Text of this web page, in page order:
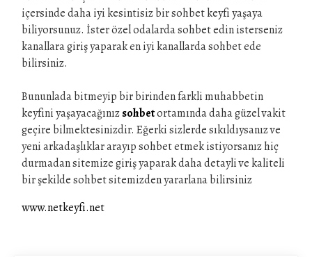
içersinde daha iyi kesintisiz bir sohbet keyfi yaşaya
biliyorsunuz. İster özel odalarda sohbet edin isterseniz
kanallara giriş yaparak en iyi kanallarda sohbet ede
bilirsiniz.
Bununlada bitmeyip bir birinden farkli muhabbetin
keyfini yaşayacağınızsohbetortamında daha güzel vakit
geçire bilmektesinizdir. Eğerki sizlerde sıkıldıysanız ve
yeni arkadaşlıklar arayıp sohbet etmek istiyorsanız hiç
durmadan sitemize giriş yaparak daha detayli ve kaliteli
bir şekilde sohbet sitemizden yararlana bilirsiniz
www.netkeyfi.net